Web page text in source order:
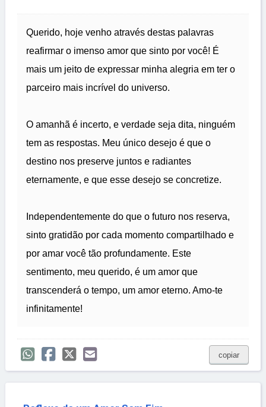
Querido, hoje venho através destas palavras
reafirmar o imenso amor que sinto por você! É
mais um jeito de expressar minha alegria em ter o
parceiro mais incrível do universo.
O amanhã é incerto, e verdade seja dita, ninguém
tem as respostas. Meu único desejo é que o
destino nos preserve juntos e radiantes
eternamente, e que esse desejo se concretize.
Independentemente do que o futuro nos reserva,
sinto gratidão por cada momento compartilhado e
por amar você tão profundamente. Este
sentimento, meu querido, é um amor que
transcenderá o tempo, um amor eterno. Amo-te
infinitamente!
copiar